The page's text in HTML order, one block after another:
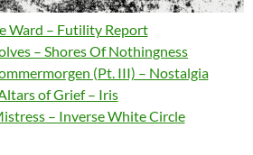
Ward – Futility Report
– Shores Of Nothingness
(Pt. III) – Nostalgia
of Grief – Iris
– Inverse White Circle